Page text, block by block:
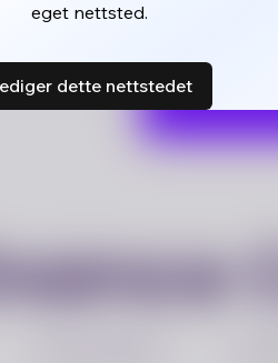
eget nettsted.
dette nettstedet